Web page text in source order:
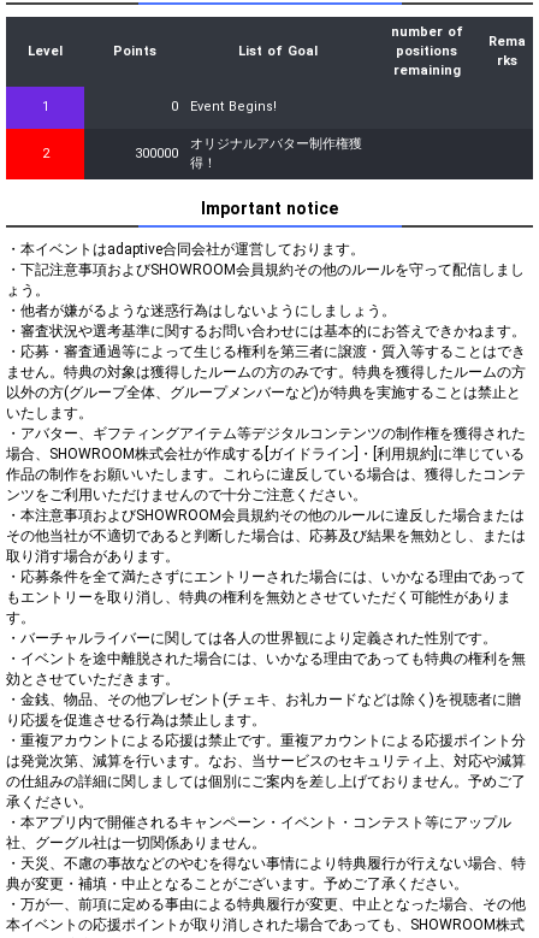
Level Points List of Goal
number of
positions
remaining
Rema
rks
1 0 Event Begins!
2 300000
オリジナルアバター制作権獲
得！
Important notice
・本イベントはadaptive合同会社が運営しております。
・下記注意事項およびSHOWROOM会員規約その他のルールを守って配信しまし
ょう。
・他者が嫌がるような迷惑行為はしないようにしましょう。
・審査状況や選考基準に関するお問い合わせには基本的にお答えできかねます。
・応募・審査通過等によって生じる権利を第三者に譲渡・質入等することはでき
ません。特典の対象は獲得したルームの方のみです。特典を獲得したルームの方
以外の方(グループ全体、グループメンバーなど)が特典を実施することは禁止と
いたします。
・アバター、ギフティングアイテム等デジタルコンテンツの制作権を獲得された
場合、SHOWROOM株式会社が作成する[ガイドライン]・[利用規約]に準じている
作品の制作をお願いいたします。これらに違反している場合は、獲得したコンテ
ンツをご利用いただけませんので十分ご注意ください。
・本注意事項およびSHOWROOM会員規約その他のルールに違反した場合または
その他当社が不適切であると判断した場合は、応募及び結果を無効とし、または
取り消す場合があります。
・応募条件を全て満たさずにエントリーされた場合には、いかなる理由であって
もエントリーを取り消し、特典の権利を無効とさせていただく可能性がありま
す。
・バーチャルライバーに関しては各人の世界観により定義された性別です。
・イベントを途中離脱された場合には、いかなる理由であっても特典の権利を無
効とさせていただきます。
・金銭、物品、その他プレゼント(チェキ、お礼カードなどは除く)を視聴者に贈
り応援を促進させる行為は禁止します。
・重複アカウントによる応援は禁止です。重複アカウントによる応援ポイント分
は発覚次第、減算を行います。なお、当サービスのセキュリティ上、対応や減算
の仕組みの詳細に関しましては個別にご案内を差し上げておりません。予めご了
承ください。
・本アプリ内で開催されるキャンペーン・イベント・コンテスト等にアップル
社、グーグル社は一切関係ありません。
・天災、不慮の事故などのやむを得ない事情により特典履行が行えない場合、特
典が変更・補填・中止となることがございます。予めご了承ください。
・万が一、前項に定める事由による特典履行が変更、中止となった場合、その他
本イベントの応援ポイントが取り消しされた場合であっても、SHOWROOM株式